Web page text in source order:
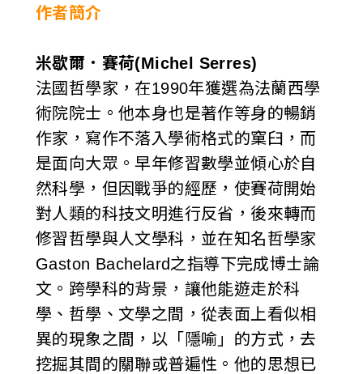
作者簡介
米歇爾．賽荷(Michel Serres)
法國哲學家，在1990年獲選為法蘭西學
術院院士。他本身也是著作等身的暢銷
作家，寫作不落入學術格式的窠臼，而
是面向大眾。早年修習數學並傾心於自
然科學，但因戰爭的經歷，使賽荷開始
對人類的科技文明進行反省，後來轉而
修習哲學與人文學科，並在知名哲學家
Gaston Bachelard之指導下完成博士論
文。跨學科的背景，讓他能遊走於科
學、哲學、文學之間，從表面上看似相
異的現象之間，以「隱喻」的方式，去
挖掘其間的關聯或普遍性。他的思想已